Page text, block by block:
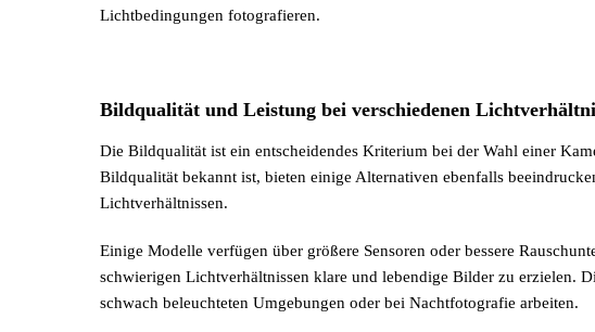
Lichtbedingungen fotografieren.
Bildqualität und Leistung bei verschiedenen
Die Bildqualität ist ein entscheidendes Kriterium bei der Wahl einer
Bildqualität bekannt ist, bieten einige Alternativen ebenfalls
Lichtverhältnissen.
Einige Modelle verfügen über größere Sensoren oder bessere
schwierigen Lichtverhältnissen klare und lebendige Bilder zu erzielen.
schwach beleuchteten Umgebungen oder bei Nachtfotografie arbeiten.